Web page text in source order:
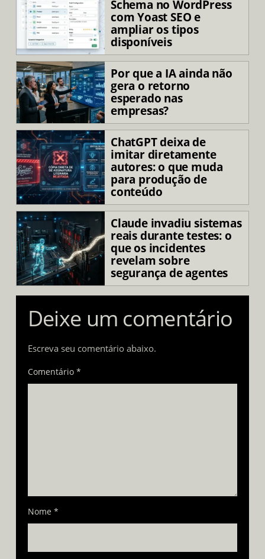
Schema no WordPress
com Yoast SEO e
ampliar os tipos
disponíveis
Por que a IA ainda não
gera o retorno
esperado nas
empresas?
ChatGPT deixa de
imitar diretamente
autores: o que muda
para produção de
conteúdo
Claude invadiu sistemas
reais durante testes: o
que os incidentes
revelam sobre
segurança de agentes
Deixe um comentário
Escreva seu comentário abaixo.
Comentário *
Nome *